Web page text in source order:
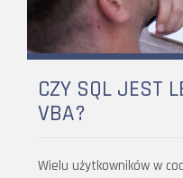
CZY SQL JEST
VBA?
Wielu użytkowników w